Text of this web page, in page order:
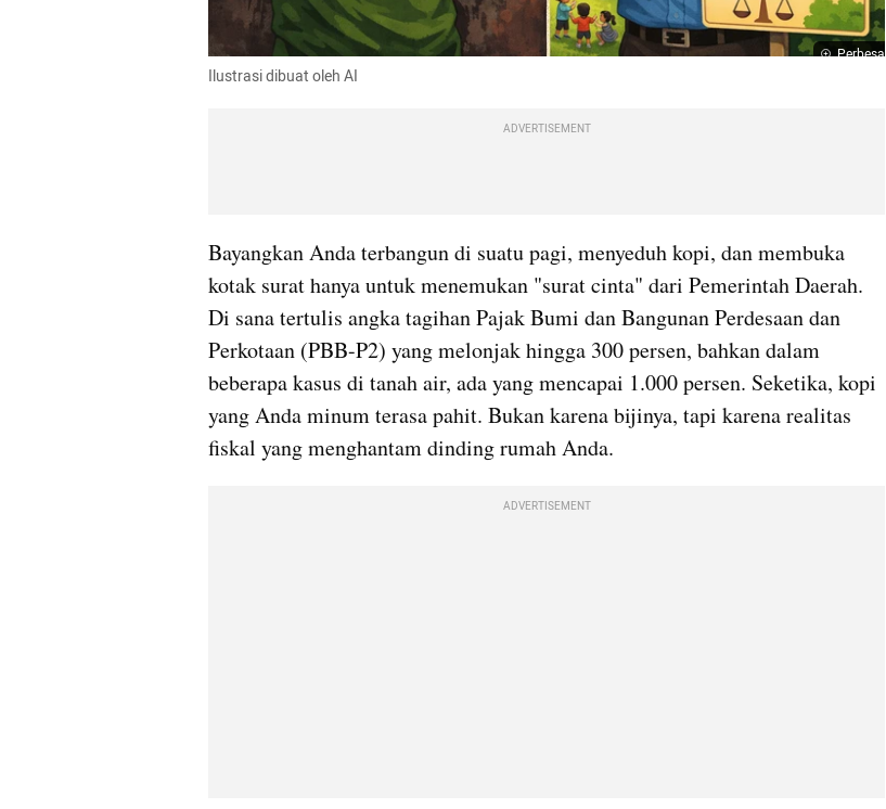
Perbesar
Ilustrasi dibuat oleh AI
ADVERTISEMENT
Bayangkan Anda terbangun di suatu pagi, menyeduh kopi, dan membuka
kotak surat hanya untuk menemukan "surat cinta" dari Pemerintah Daerah.
Di sana tertulis angka tagihan Pajak Bumi dan Bangunan Perdesaan dan
Perkotaan (PBB-P2) yang melonjak hingga 300 persen, bahkan dalam
beberapa kasus di tanah air, ada yang mencapai 1.000 persen. Seketika, kopi
yang Anda minum terasa pahit. Bukan karena bijinya, tapi karena realitas
fiskal yang menghantam dinding rumah Anda.
ADVERTISEMENT